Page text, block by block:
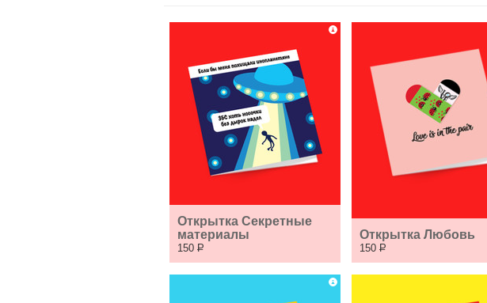
Открытка Секретные
материалы
150 Р
Открытка Любовь
150 Р